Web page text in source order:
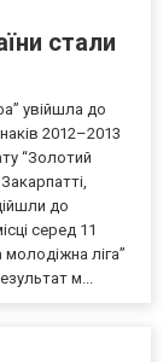
стали
увійшла до
2012–2013
“Золотий
до
серед 11
ліга”
м...